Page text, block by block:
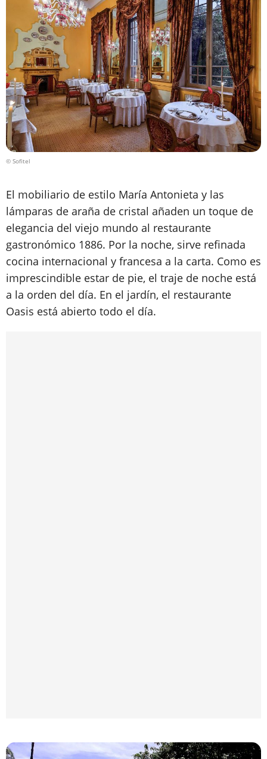
© Sofitel
El mobiliario de estilo María Antonieta y las
lámparas de araña de cristal añaden un toque de
elegancia del viejo mundo al restaurante
gastronómico 1886. Por la noche, sirve refinada
cocina internacional y francesa a la carta. Como es
imprescindible estar de pie, el traje de noche está
a la orden del día. En el jardín, el restaurante
Oasis está abierto todo el día.